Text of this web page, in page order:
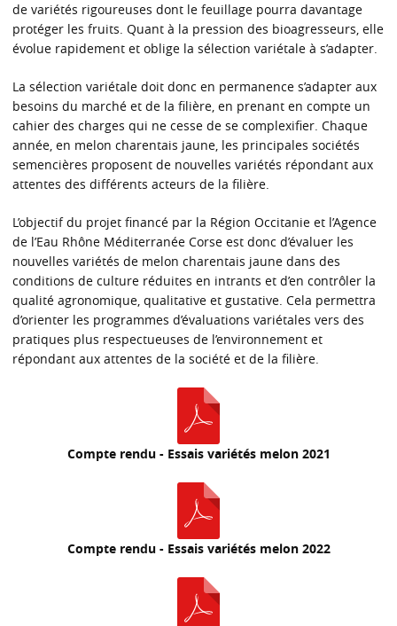
de variétés rigoureuses dont le feuillage pourra davantage
protéger les fruits. Quant à la pression des bioagresseurs, elle
évolue rapidement et oblige la sélection variétale à s’adapter.
La sélection variétale doit donc en permanence s’adapter aux
besoins du marché et de la filière, en prenant en compte un
cahier des charges qui ne cesse de se complexifier. Chaque
année, en melon charentais jaune, les principales sociétés
semencières proposent de nouvelles variétés répondant aux
attentes des différents acteurs de la filière.
L’objectif du projet financé par la Région Occitanie et l’Agence
de l’Eau Rhône Méditerranée Corse est donc d’évaluer les
nouvelles variétés de melon charentais jaune dans des
conditions de culture réduites en intrants et d’en contrôler la
qualité agronomique, qualitative et gustative. Cela permettra
d’orienter les programmes d’évaluations variétales vers des
pratiques plus respectueuses de l’environnement et
répondant aux attentes de la société et de la filière.
Compte rendu - Essais variétés melon 2021
Compte rendu - Essais variétés melon 2022